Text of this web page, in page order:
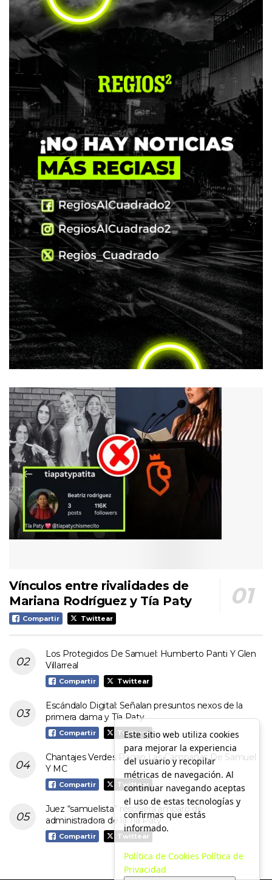
Vínculos entre rivalidades de
Mariana Rodríguez y Tía Paty
Compartir Twittear
Los Protegidos De Samuel: Humberto Panti Y Glen
Villarreal
Compartir Twittear
Escándalo Digital: Señalan presuntos nexos de la
primera dama y Tía Paty
Compartir Twittear
Chantajes Verdes Pagan Las Campañas De Samuel
Y MC
Compartir Twittear
Juez “samuelista” resolverá amparo de
administradora de la Tía Paty
Compartir Twittear
Este sitio web utiliza cookies
para mejorar la experiencia
del usuario y recopilar
métricas de navegación. Al
continuar navegando aceptas
el uso de estas tecnologías y
confirmas que estás
informado.
Política de Cookies Política de
Privacidad